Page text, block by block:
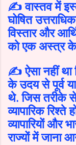
✍️ वास्तव में
घोषित
विस्तार और
को एक अस्त्र के
✍️ ऐसा नहीं था
के उदय से पूर्व
थे. जिस तरीके से
व्यापारिक
व्यापारियों और
राज्यों में जाना